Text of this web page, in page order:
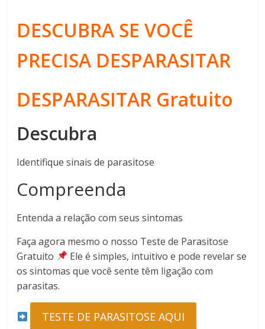
DESCUBRA SE VOCÊ
PRECISA DESPARASITAR
DESPARASITAR Gratuito
Descubra
Identifique sinais de parasitose
Compreenda
Entenda a relação com seus sintomas
Faça agora mesmo o nosso Teste de Parasitose
Gratuito
Ele é simples, intuitivo e pode revelar se
os sintomas que você sente têm ligação com
parasitas.
TESTE DE PARASITOSE AQUI